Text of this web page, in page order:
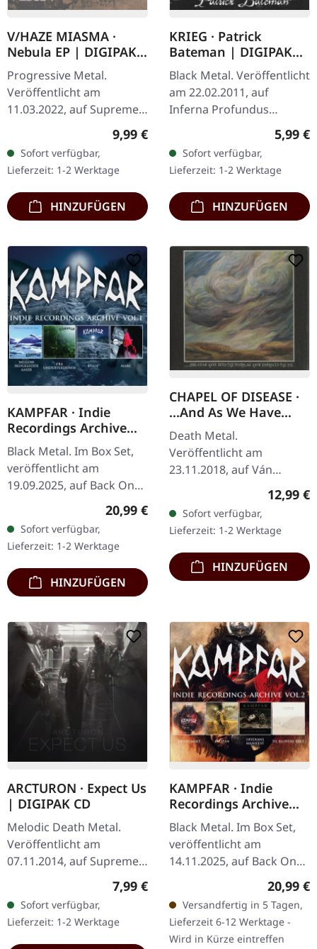
V/HAZE MIASMA ·
Nebula EP | DIGIPAK
CD
Progressive Metal.
Veröffentlicht am
11.03.2022, auf Supreme
Chaos Records. Limitierte
DigiPak-Auflage von nur
300 handnummerierten
Exemplaren!…
Regulärer Preis:
9,99 €
Sofort verfügbar,
Lieferzeit: 1-2 Werktage
HINZUFÜGEN
KRIEG · Patrick
Bateman | DIGIPAK
CD
Black Metal. Veröffentlicht
am 22.02.2011, auf
Inferna Profundus
DigiPak. Limitiert auf 100
Exemplare Krieg liefert
mit „Patrick…
5,99 €
Sofort verfügbar,
Lieferzeit: 1-2 Werktage
HINZUFÜGEN
KAMPFAR · Indie
Recordings Archive
Vol 1 | 4CD BOXSET
Black Metal. Im Box Set,
veröffentlicht am
19.09.2025, auf Back On
Black. 4CD Box-Set. Diese
unglaubliche Sammlung
der norwegischen Black…
Regulärer Preis:
20,99 €
Sofort verfügbar,
Lieferzeit: 1-2 Werktage
HINZUFÜGEN
CHAPEL OF DISEASE ·
...And As We Have
Seen The Storm, We
Have Embraced The
Eye | DIGIPAK CD
Death Metal.
Veröffentlicht am
23.11.2018, auf Ván
Records. CD im DigiPak.
In ihrem Album "And As
We Have Seen The Storm,
We Have Embraced The
Eye"…
12,99 €
Sofort verfügbar,
Lieferzeit: 1-2 Werktage
HINZUFÜGEN
ARCTURON · Expect Us
| DIGIPAK CD
Melodic Death Metal.
Veröffentlicht am
07.11.2014, auf Supreme
Chaos Records. CD im
Digipak. Arcturon liefern
mit „Expect Us" ein
vernichtendes…
Regulärer Preis:
7,99 €
Sofort verfügbar,
Lieferzeit: 1-2 Werktage
KAMPFAR · Indie
Recordings Archive
Vol 2 | 4CD BOXSET
Black Metal. Im Box Set,
veröffentlicht am
14.11.2025, auf Back On
Black. 4CD Box Set.
Enthält die Studioalben
Djevelmakt (2014), Profan
(2015),…
20,99 €
Versandfertig in 5 Tagen,
Lieferzeit 6-12 Werktage -
Wird in Kürze eintreffen